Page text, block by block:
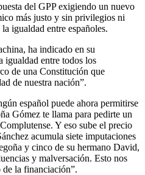
del GPP exigiendo un nuevo
más justo y sin privilegios ni
igualdad entre españoles.
ha indicado en su
igualdad entre todos los
de una Constitución que
de nuestra nación”.
español puede ahora permitirse
Gómez te llama para pedirte un
Y eso sube el precio
acumula siete imputaciones
y cinco de su hermano David,
y malversación. Esto nos
la financiación”.